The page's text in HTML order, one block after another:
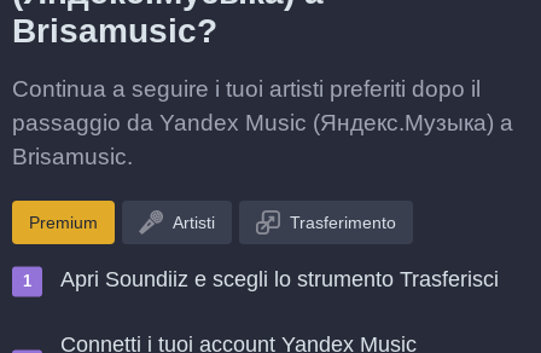
Brisamusic?
Continua a seguire i tuoi artisti preferiti dopo il
passaggio da Yandex Music (Яндекс.Музыка) a
Brisamusic.
Premium Artisti Trasferimento
Apri Soundiiz e scegli lo strumento Trasferisci
Connetti i tuoi account Yandex Music